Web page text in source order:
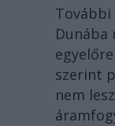
Dunába
szerint
nem